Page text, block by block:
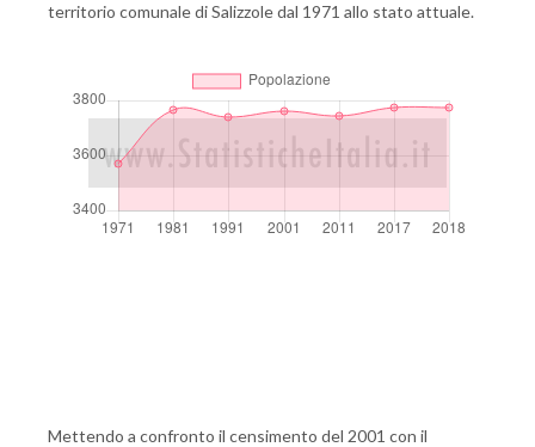
territorio comunale di Salizzole dal 1971 allo stato attuale.
Mettendo a confronto il censimento del 2001 con il